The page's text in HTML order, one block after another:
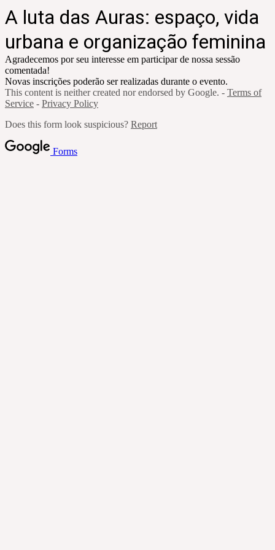
A luta das Auras: espaço, vida
urbana e organização feminina
Agradecemos por seu interesse em participar de nossa sessão
comentada!
Novas inscrições poderão ser realizadas durante o evento.
This content is neither created nor endorsed by Google. - Terms of
Service - Privacy Policy
Does this form look suspicious? Report
Forms